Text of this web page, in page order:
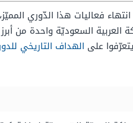
فعاليات هذا الدّوري
العربية السعوديّة واحدة من
على الهداف التاريخي